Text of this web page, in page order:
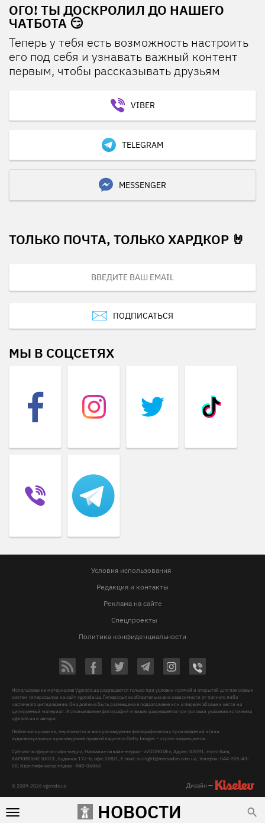
НОВОСТИ
ОГО! ТЫ ДОСКРОЛИЛ ДО НАШЕГО
ЧАТБОТА 😏
Теперь у тебя есть возможность настроить
его под себя и узнавать важный контент
первым, чтобы рассказывать друзьям
VIBER
TELEGRAM
MESSENGER
ТОЛЬКО ПОЧТА, ТОЛЬКО ХАРДКОР 🤘
ПОДПИСАТЬСЯ
МЫ В СОЦСЕТЯХ
Условия использования
Редакция и контакты
Реклама на сайте
Спецпроекты
Политика конфиденциальности
© 2009-2026 vgorode.ua
Использование материалов Vgorode.ua разрешается только при условии прямой и открытой для поисковых
систем гиперссылки на сайт vgorode.ua. Гиперссылка обязательна вне зависимости от полного либо
частичного цитирования. Она должна быть размещена в подзаголовке или в первом абзаце и вести на
цитируемый материал. Использование фотографий и видео разрешается при условии указания источника
vgorode.ua и автора.
Любое копирование, перепечатка и воспроизведение фотографических произведений и/или
аудиовизуальных произведений правообладателя Getty Images – строго запрещается.
Субъект в сфере онлайн-медиа, Название онлайн-медиа - «VGORODE», Адрес: 02091, місто Київ,
ХАРКІВСЬКЕ ШОСЕ, будинок 172-Б, офіс 208/1, E-mail:sunlight@mediadim.com.ua, Телефон: 044-205-43-
00, Идентификатор медиа - R40-06066
Дизайн —